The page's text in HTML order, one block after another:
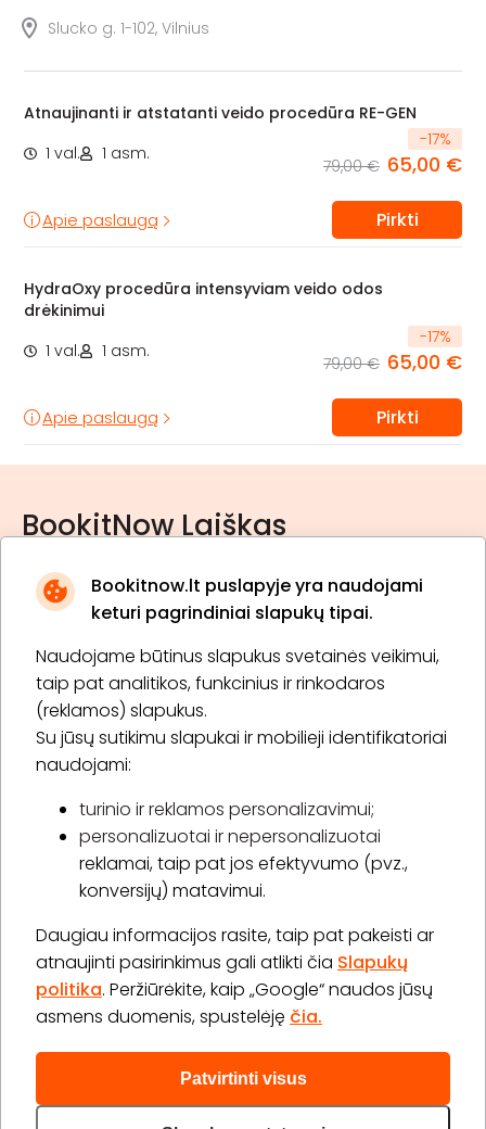
Bookitnow.lt puslapyje yra naudojami
keturi pagrindiniai slapukų tipai.
Naudojame būtinus slapukus svetainės veikimui,
taip pat analitikos, funkcinius ir rinkodaros
(reklamos) slapukus.
Su jūsų sutikimu slapukai ir mobilieji identifikatoriai
naudojami:
turinio ir reklamos personalizavimui;
personalizuotai ir nepersonalizuotai
reklamai, taip pat jos efektyvumo (pvz.,
konversijų) matavimui.
Daugiau informacijos rasite, taip pat pakeisti ar
atnaujinti pasirinkimus gali atlikti čia Slapukų
politika. Peržiūrėkite, kaip „Google“ naudos jūsų
asmens duomenis, spustelėję čia.
Patvirtinti visus
Slucko g. 1-102, Vilnius
Atnaujinanti ir atstatanti veido procedūra RE-GEN
1 val.
1 asm.
-17%
79,00 € 65,00 €
Apie paslaugą Pirkti
HydraOxy procedūra intensyviam veido odos
drėkinimui
1 val.
1 asm.
-17%
79,00 € 65,00 €
Apie paslaugą Pirkti
BookitNow Laiškas
* Susipažinau su privatumo politika
Prenumeruoti
Apie „BookitNow“
Informacija
„GERA DOVANA“ GRUPĖ
2026 © Visos teisės saugomos info@bookitnow.lt, +370